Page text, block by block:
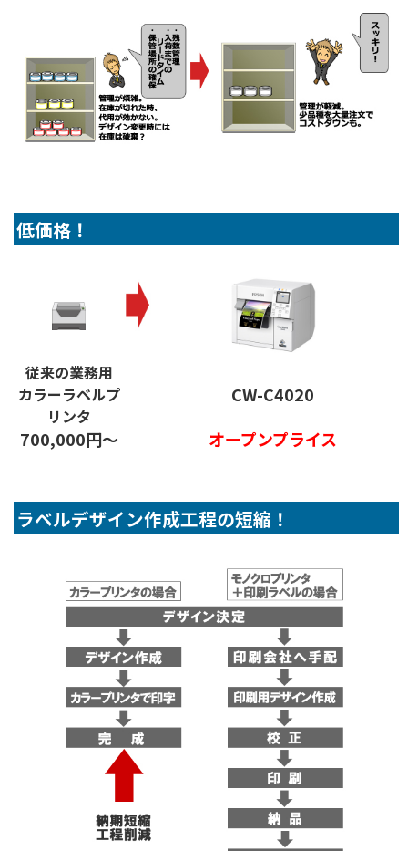
低価格！
従来の業務用
カラーラベルプ
リンタ
CW-C4020
700,000円〜
オープンプライス
ラベルデザイン作成工程の短縮！